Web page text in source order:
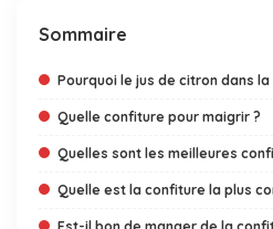
Sommaire
Pourquoi le jus de citron dans
Quelle confiture pour maigrir ?
Quelles sont les meilleures
Quelle est la confiture la plus